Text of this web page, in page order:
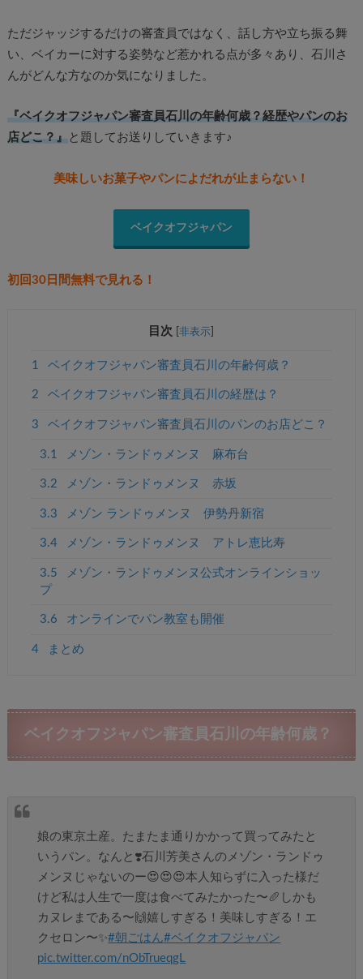
ただジャッジするだけの審査員ではなく、話し方や立ち振る舞
い、ベイカーに対する姿勢など惹かれる点が多々あり、石川さ
んがどんな方なのか気になりました。
『ベイクオフジャパン審査員石川の年齢何歳？経歴やパンのお
店どこ？』と題してお送りしていきます♪
美味しいお菓子やパンによだれが止まらない ！
ベイクオフジャパン
初回30日間無料で見れる！
目次 [非表示
1 ベイクオフジャパン審査員石川の年齢何歳？
2 ベイクオフジャパン審査員石川の経歴は？
3 ベイクオフジャパン審査員石川のパンのお店どこ？
3.1 メゾン・ランドゥメンヌ 麻布台
3.2 メゾン・ランドゥメンヌ 赤坂
3.3 メゾン ランドゥメンヌ 伊勢丹新宿
3.4 メゾン・ランドゥメンヌ アトレ恵比寿
3.5
メゾン・ランドゥメンヌ公式オンラインショッ
プ
3.6 オンラインでパン教室も開催
4 まとめ
ベイクオフジャパン審査員石川の年齢何歳？
娘の東京土産。たまたま通りかかって買ってみたと
いうパン。なんと❣️石川芳美さんのメゾン・ランドゥ
メンヌじゃないのー😍😍😍本人知らずに入った様だ
けど私は人生で一度は食べてみたかった〜🥖しかも
カヌレまである〜🙌嬉しすぎる！美味しすぎる！エ
クセロン〜✨#朝ごはん#ベイクオフジャパン
pic.twitter.com/nObTrueqgL